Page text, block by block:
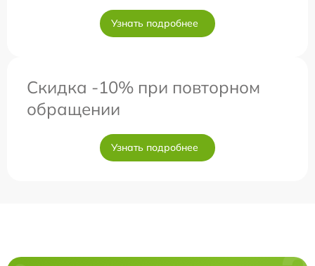
Узнать подробнее
Скидка -10% при повторном
обращении
Узнать подробнее